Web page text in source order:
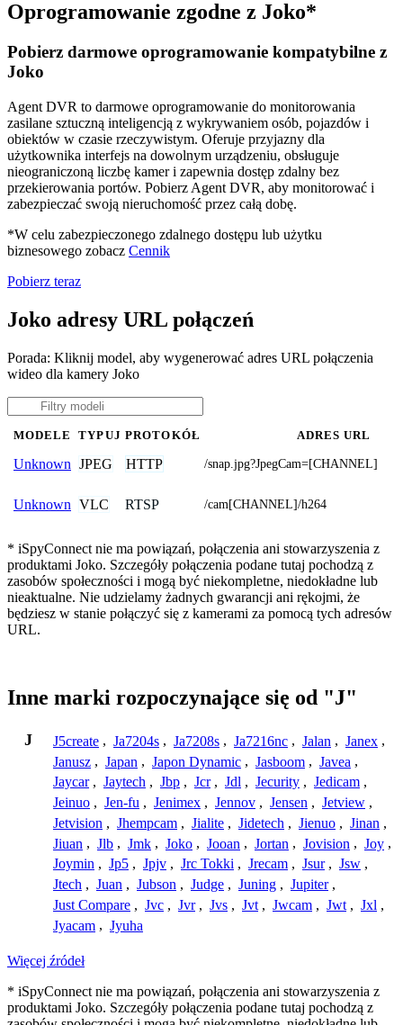
Oprogramowanie zgodne z Joko*
Pobierz darmowe oprogramowanie kompatybilne z
Joko
Agent DVR to darmowe oprogramowanie do monitorowania
zasilane sztuczną inteligencją z wykrywaniem osób, pojazdów i
obiektów w czasie rzeczywistym. Oferuje przyjazny dla
użytkownika interfejs na dowolnym urządzeniu, obsługuje
nieograniczoną liczbę kamer i zapewnia dostęp zdalny bez
przekierowania portów. Pobierz Agent DVR, aby monitorować i
zabezpieczać swoją nieruchomość przez całą dobę.
*W celu zabezpieczonego zdalnego dostępu lub użytku
biznesowego zobacz Cennik
Pobierz teraz
Joko adresy URL połączeń
Porada: Kliknij model, aby wygenerować adres URL połączenia
wideo dla kamery Joko
MODELE TYPUJ PROTOKÓŁ ADRES URL
Unknown JPEG HTTP /snap.jpg?JpegCam=[CHANNEL]
Unknown VLC RTSP /cam[CHANNEL]/h264
* iSpyConnect nie ma powiązań, połączenia ani stowarzyszenia z
produktami Joko. Szczegóły połączenia podane tutaj pochodzą z
zasobów społeczności i mogą być niekompletne, niedokładne lub
nieaktualne. Nie udzielamy żadnych gwarancji ani rękojmi, że
będziesz w stanie połączyć się z kamerami za pomocą tych adresów
URL.
Inne marki rozpoczynające się od "J"
J J5create , Ja7204s , Ja7208s , Ja7216nc , Jalan , Janex ,
Janusz , Japan , Japon Dynamic , Jasboom , Javea ,
Jaycar , Jaytech , Jbp , Jcr , Jdl , Jecurity , Jedicam ,
Jeinuo , Jen-fu , Jenimex , Jennov , Jensen , Jetview ,
Jetvision , Jhempcam , Jialite , Jidetech , Jienuo , Jinan ,
Jiuan , Jlb , Jmk , Joko , Jooan , Jortan , Jovision , Joy ,
Joymin , Jp5 , Jpjv , Jrc Tokki , Jrecam , Jsur , Jsw ,
Jtech , Juan , Jubson , Judge , Juning , Jupiter ,
Just Compare , Jvc , Jvr , Jvs , Jvt , Jwcam , Jwt , Jxl ,
Jyacam , Jyuha
Więcej źródeł
* iSpyConnect nie ma powiązań, połączenia ani stowarzyszenia z
produktami Joko. Szczegóły połączenia podane tutaj pochodzą z